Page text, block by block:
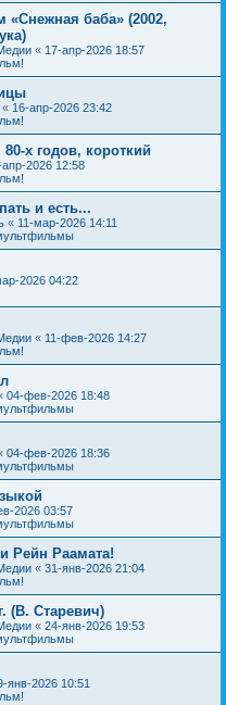
«Снежная баба» (2002,
« 17-апр-2026 18:57
« 16-апр-2026 23:42
х годов, короткий
2026 12:58
и есть...
« 11-мар-2026 14:11
2026 04:22
« 11-фев-2026 14:27
04-фев-2026 18:48
04-фев-2026 18:36
2026 03:57
Рейн Раамата!
« 31-янв-2026 21:04
(В. Старевич)
« 24-янв-2026 19:53
янв-2026 10:51